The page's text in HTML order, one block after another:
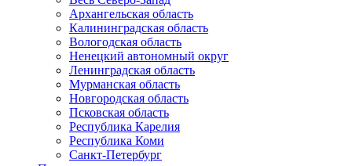
Архангельская область
Калининградская область
Вологодская область
Ненецкий автономный округ
Ленинградская область
Мурманская область
Новгородская область
Псковская область
Республика Карелия
Республика Коми
Санкт-Петербург